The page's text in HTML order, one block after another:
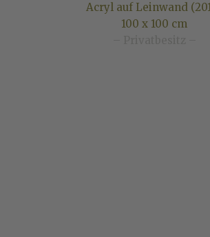
Acryl auf Leinwand
100 x 100 cm